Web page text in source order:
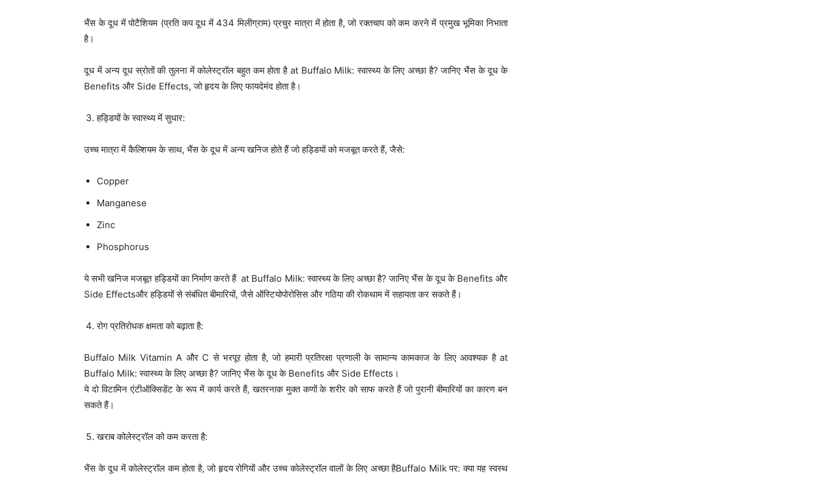
भैंस के दूध में पोटैशियम (प्रति कप दूध में 434 मिलीग्राम) प्रचुर मात्रा में होता है, जो रक्तचाप को कम करने में प्रमुख भूमिका निभाता
है।
दूध में अन्य दूध स्रोतों की तुलना में कोलेस्ट्रॉल बहुत कम होता है at Buffalo Milk: स्वास्थ्य के लिए अच्छा है? जानिए भैंस के दूध के
Benefits और Side Effects, जो हृदय के लिए फायदेमंद होता है।
हड्डियों के स्वास्थ्य में सुधार:
उच्च मात्रा में कैल्शियम के साथ, भैंस के दूध में अन्य खनिज होते हैं जो हड्डियों को मजबूत करते हैं, जैसे:
Copper
Manganese
Zinc
Phosphorus
ये सभी खनिज मजबूत हड्डियों का निर्माण करते हैं at Buffalo Milk: स्वास्थ्य के लिए अच्छा है? जानिए भैंस के दूध के Benefits और
Side Effectsऔर हड्डियों से संबंधित बीमारियों, जैसे ऑस्टियोपोरोसिस और गठिया की रोकथाम में सहायता कर सकते हैं।
रोग प्रतिरोधक क्षमता को बढ़ाता है:
Buffalo Milk Vitamin A और C से भरपूर होता है, जो हमारी प्रतिरक्षा प्रणाली के सामान्य कामकाज के लिए आवश्यक है at
Buffalo Milk: स्वास्थ्य के लिए अच्छा है? जानिए भैंस के दूध के Benefits और Side Effects।
ये दो विटामिन एंटीऑक्सिडेंट के रूप में कार्य करते हैं, खतरनाक मुक्त कणों के शरीर को साफ करते हैं जो पुरानी बीमारियों का कारण बन
सकते हैं।
खराब कोलेस्ट्रॉल को कम करता है:
भैंस के दूध में कोलेस्ट्रॉल कम होता है, जो हृदय रोगियों और उच्च कोलेस्ट्रॉल वालों के लिए अच्छा हैBuffalo Milk पर: क्या यह स्वस्थ